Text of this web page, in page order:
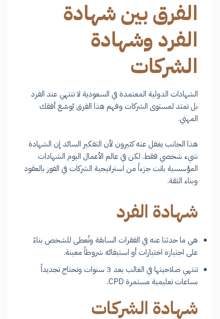
الفرق بين شهادة
الفرد وشهادة
الشركات
الشهادات الدولية المعتمدة في السعودية لا تنتهي عند الفرد
بل تمتد لمستوى الشركات وفهم هذا الفرق يُوسّع أفقك
المهني.
هذا الجانب يغفل عنه كثيرون لأن التفكير السائد إن الشهادة
شيء شخصي فقط. لكن في عالم الأعمال اليوم الشهادات
المؤسسية باتت جزءاً من استراتيجية الشركات في الفوز بالعقود
وبناء الثقة.
شهادة الفرد
هي ما حدثنا عنه في الفقرات السابقة وتُعطى للشخص بناءً
على اجتيازه اختبارات أو استيفائه شروطاً معينة.
تنتهي صلاحيتها في الغالب بعد 3 سنوات وتحتاج تجديداً
بساعات تعليمية مستمرة CPD.
شهادة الشركات